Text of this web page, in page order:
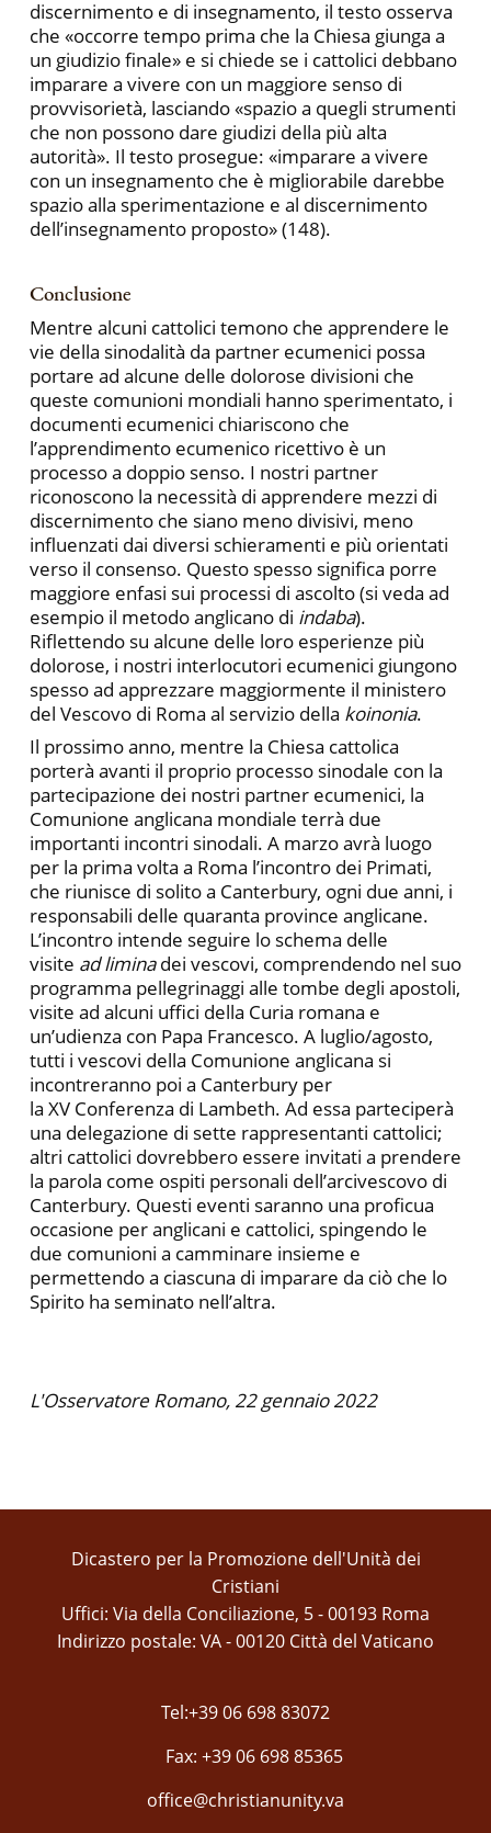
discernimento e di insegnamento, il testo osserva
che «occorre tempo prima che la Chiesa giunga a
un giudizio finale» e si chiede se i cattolici debbano
imparare a vivere con un maggiore senso di
provvisorietà, lasciando «spazio a quegli strumenti
che non possono dare giudizi della più alta
autorità». Il testo prosegue: «imparare a vivere
con un insegnamento che è migliorabile darebbe
spazio alla sperimentazione e al discernimento
dell’insegnamento proposto» (148).
Conclusione
Mentre alcuni cattolici temono che apprendere le
vie della sinodalità da partner ecumenici possa
portare ad alcune delle dolorose divisioni che
queste comunioni mondiali hanno sperimentato, i
documenti ecumenici chiariscono che
l’apprendimento ecumenico ricettivo è un
processo a doppio senso. I nostri partner
riconoscono la necessità di apprendere mezzi di
discernimento che siano meno divisivi, meno
influenzati dai diversi schieramenti e più orientati
verso il consenso. Questo spesso significa porre
maggiore enfasi sui processi di ascolto (si veda ad
esempio il metodo anglicano di indaba).
Riflettendo su alcune delle loro esperienze più
dolorose, i nostri interlocutori ecumenici giungono
spesso ad apprezzare maggiormente il ministero
del Vescovo di Roma al servizio della koinonia.
Il prossimo anno, mentre la Chiesa cattolica
porterà avanti il proprio processo sinodale con la
partecipazione dei nostri partner ecumenici, la
Comunione anglicana mondiale terrà due
importanti incontri sinodali. A marzo avrà luogo
per la prima volta a Roma l’incontro dei Primati,
che riunisce di solito a Canterbury, ogni due anni, i
responsabili delle quaranta province anglicane.
L’incontro intende seguire lo schema delle
visite ad liminadei vescovi, comprendendo nel suo
programma pellegrinaggi alle tombe degli apostoli,
visite ad alcuni uffici della Curia romana e
un’udienza con Papa Francesco. A luglio/agosto,
tutti i vescovi della Comunione anglicana si
incontreranno poi a Canterbury per
la XV Conferenza di Lambeth. Ad essa parteciperà
una delegazione di sette rappresentanti cattolici;
altri cattolici dovrebbero essere invitati a prendere
la parola come ospiti personali dell’arcivescovo di
Canterbury. Questi eventi saranno una proficua
occasione per anglicani e cattolici, spingendo le
due comunioni a camminare insieme e
permettendo a ciascuna di imparare da ciò che lo
Spirito ha seminato nell’altra.
L'Osservatore Romano, 22 gennaio 2022
Dicastero per la Promozione dell'Unità dei
Cristiani
Uffici: Via della Conciliazione, 5 - 00193 Roma
Indirizzo postale: VA - 00120 Città del Vaticano
Tel:+39 06 698 83072
Fax: +39 06 698 85365
office@christianunity.va